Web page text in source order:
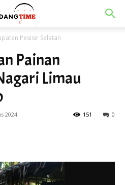
Pesisir Selatan
Painan
Limau
2024 0
151